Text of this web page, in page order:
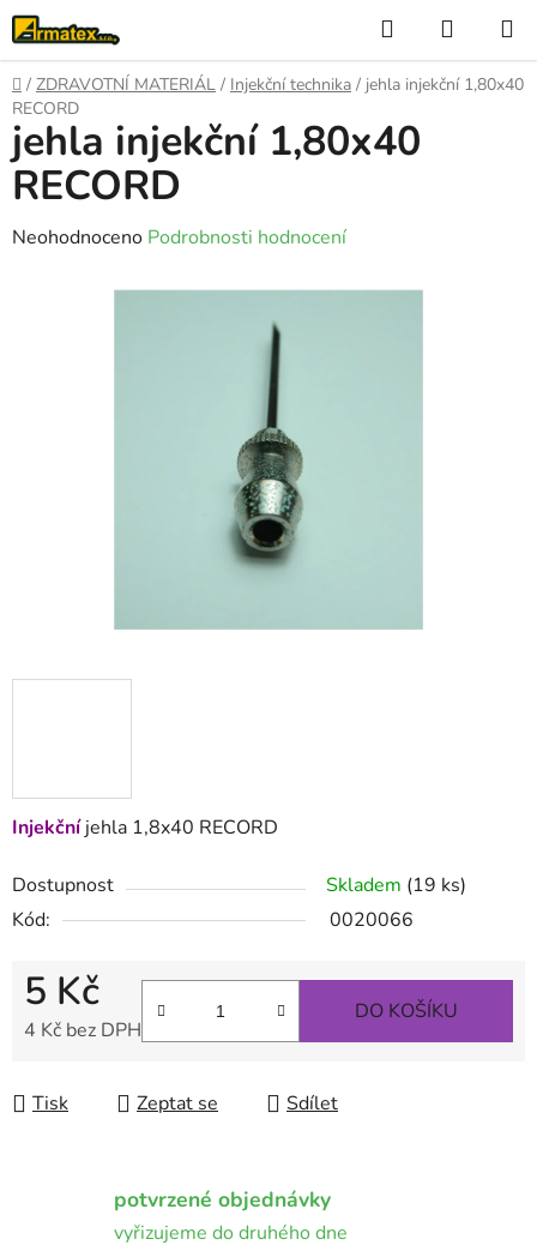
Přejít
na
obsah
Hledat
KOŠÍK
Domů
/ ZDRAVOTNÍ MATERIÁL / Injekční technika / jehla injekční 1,80x40
RECORD
Injekčníjehla 1,8x40 RECORD
Dostupnost Skladem (19 ks)
Kód:
0020066
5 Kč
4 Kč bez DPH
DO KOŠÍKU
Tisk Zeptat se Sdílet
jehla injekční 1,80x40
RECORD
Průměrné
Neohodnoceno Podrobnosti hodnocení
potvrzené objednávky
vyřizujeme do druhého dne